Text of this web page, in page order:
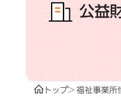
公益
トップ 福祉事業所